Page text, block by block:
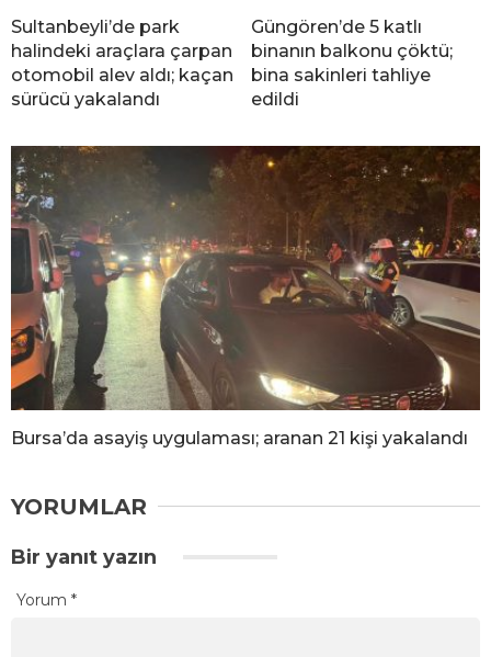
Sultanbeyli’de park
halindeki araçlara çarpan
otomobil alev aldı; kaçan
sürücü yakalandı
Güngören’de 5 katlı
binanın balkonu çöktü;
bina sakinleri tahliye
edildi
Bursa’da asayiş uygulaması; aranan 21 kişi yakalandı
YORUMLAR
Bir yanıt yazın
Yorum *